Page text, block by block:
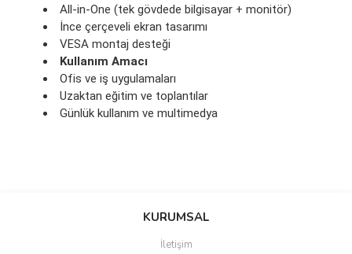
All-in-One (tek gövdede bilgisayar + monitör)
İnce çerçeveli ekran tasarımı
VESA montaj desteği
Kullanım Amacı
Ofis ve iş uygulamaları
Uzaktan eğitim ve toplantılar
Günlük kullanım ve multimedya
Bu ürüne ilk yorumu siz yapın!
KURUMSAL
İletişim